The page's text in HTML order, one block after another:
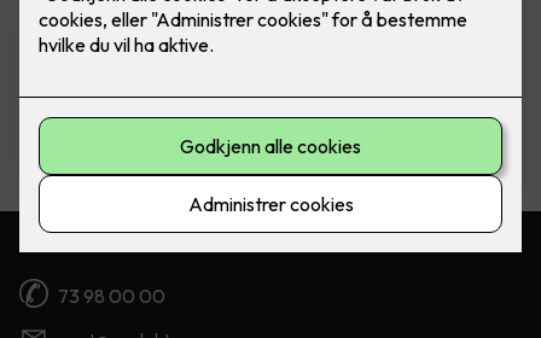
Komfyrvakt mKomfy Wally
m/trådløs sensor
Lyng.
5,750,-
73 98 00 00